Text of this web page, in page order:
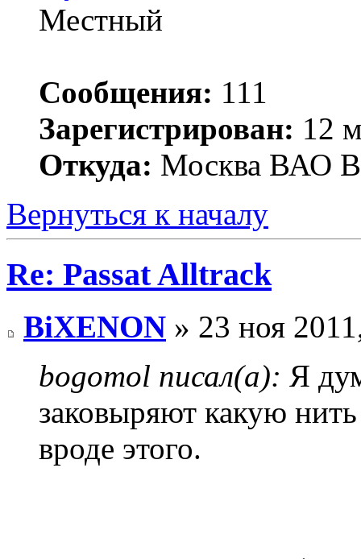
Местный
Сообщения: 111
Зарегистрирован: 12
Откуда: Москва ВАО
Вернуться к началу
Re: Passat Alltrack
BiXENON » 23 ноя
bogomol писал(а): Я
заковыряют какую
вроде этого.